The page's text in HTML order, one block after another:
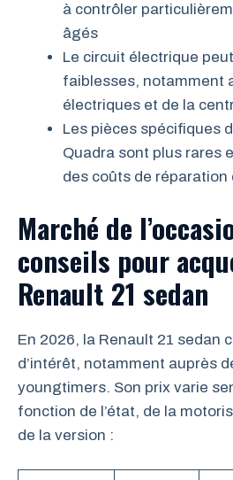
à contrôler
âgés
Le circuit électrique
faiblesses, notamment
électriques et de la
Les pièces spécifiques
Quadra sont plus rares
des coûts de réparation
Marché de
conseils pour
Renault 21 sedan
En 2026, la Renault 21 sedan
d’intérêt, notamment auprès
youngtimers. Son prix varie
fonction de l’état, de la
de la version :